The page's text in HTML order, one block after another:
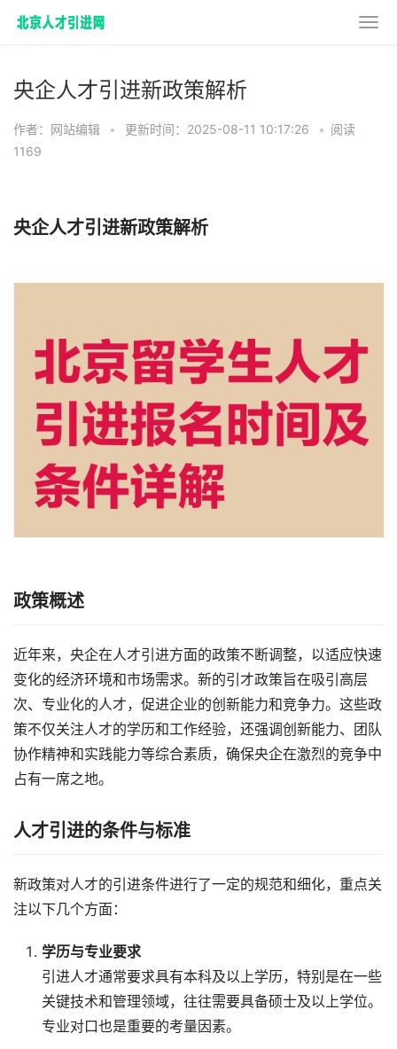
央企人才引进新政策解析
作者：网站编辑 • 更新时间：2025-08-11 10:17:26 • 阅读
1169
央企人才引进新政策解析
政策概述
近年来，央企在人才引进方面的政策不断调整，以适应快速
变化的经济环境和市场需求。新的引才政策旨在吸引高层
次、专业化的人才，促进企业的创新能力和竞争力。这些政
策不仅关注人才的学历和工作经验，还强调创新能力、团队
协作精神和实践能力等综合素质，确保央企在激烈的竞争中
占有一席之地。
人才引进的条件与标准
新政策对人才的引进条件进行了一定的规范和细化，重点关
注以下几个方面：
学历与专业要求
引进人才通常要求具有本科及以上学历，特别是在一些
关键技术和管理领域，往往需要具备硕士及以上学位。
专业对口也是重要的考量因素。